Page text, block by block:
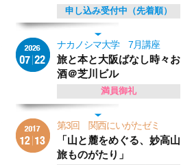
申し込み受付中（先着順）
ナカノシマ大学 7月講座
旅と本と大阪ばなし時々お
酒＠芝川ビル
満員御礼
第3回 関西にいがたゼミ
「山と麓をめぐる、妙高山
旅ものがたり」